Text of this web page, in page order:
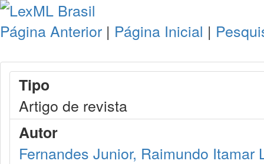
Página Anterior | Página Inicial |
Tipo
Artigo de revista
Autor
Fernandes Junior, Raimundo Itamar